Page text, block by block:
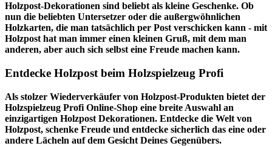
Holzpost-Dekorationen sind beliebt als kleine Geschenke. Ob
nun die beliebten Untersetzer oder die außergwöhnlichen
Holzkarten, die man tatsächlich per Post verschicken kann - mit
Holzpost hat man immer einen kleinen Gruß, mit dem man
anderen, aber auch sich selbst eine Freude machen kann.
Entdecke Holzpost beim Holzspielzeug Profi
Als stolzer Wiederverkäufer von Holzpost-Produkten bietet der
Holzspielzeug Profi Online-Shop eine breite Auswahl an
einzigartigen Holzpost Dekorationen. Entdecke die Welt von
Holzpost, schenke Freude und entdecke sicherlich das eine oder
andere Lächeln auf dem Gesicht Deines Gegenübers.